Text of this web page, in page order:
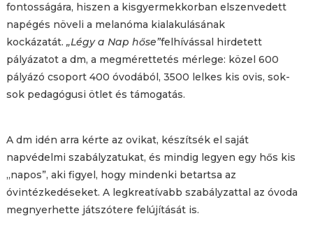
fontosságára, hiszen a kisgyermekkorban elszenvedett
napégés növeli a melanóma kialakulásának
kockázatát. „Légy a Nap hőse”felhívással hirdetett
pályázatot a dm, a megmérettetés mérlege: közel 600
pályázó csoport 400 óvodából, 3500 lelkes kis ovis, sok-
sok pedagógusi ötlet és támogatás.
A dm idén arra kérte az ovikat, készítsék el saját
napvédelmi szabályzatukat, és mindig legyen egy hős kis
„napos”, aki figyel, hogy mindenki betartsa az
óvintézkedéseket. A legkreatívabb szabályzattal az óvoda
megnyerhette játszótere felújítását is.